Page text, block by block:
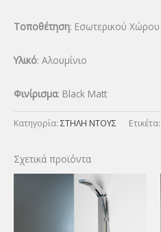
Τοποθέτηση: Εσωτερικού Χώρου
Υλικό: Αλουμίνιο
Φινίρισμα: Black Matt
Κατηγορία: ΣΤΗΛΗ ΝΤΟΥΣ Ετικέτα:
Σχετικά προϊόντα